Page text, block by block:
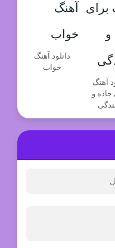
آهنگ
جاده و
دانلود آهنگ
خواب